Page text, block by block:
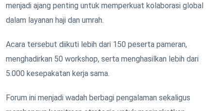
menjadi ajang penting untuk memperkuat kolaborasi global
dalam layanan haji dan umrah.
Acara tersebut diikuti lebih dari 150 peserta pameran,
menghadirkan 50 workshop, serta menghasilkan lebih dari
5.000 kesepakatan kerja sama.
Forum ini menjadi wadah berbagi pengalaman sekaligus